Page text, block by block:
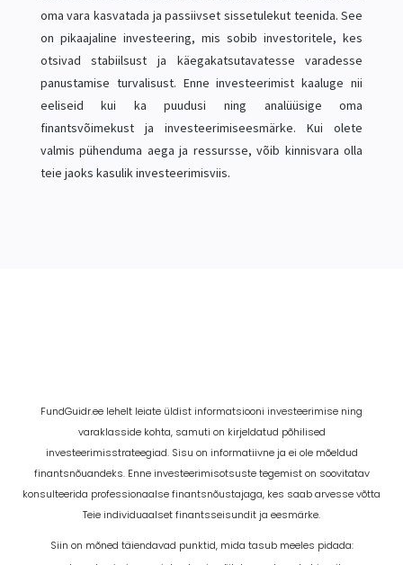
oma vara kasvatada ja passiivset sissetulekut teenida. See
on pikaajaline investeering, mis sobib investoritele, kes
otsivad stabiilsust ja käegakatsutavatesse varadesse
panustamise turvalisust. Enne investeerimist kaaluge nii
eeliseid kui ka puudusi ning analüüsige oma
finantsvõimekust ja investeerimiseesmärke. Kui olete
valmis pühenduma aega ja ressursse, võib kinnisvara olla
teie jaoks kasulik investeerimisviis.
FundGuidr.ee lehelt leiate üldist informatsiooni investeerimise ning
varaklasside kohta, samuti on kirjeldatud põhilised
investeerimisstrateegiad. Sisu on informatiivne ja ei ole mõeldud
finantsnõuandeks. Enne investeerimisotsuste tegemist on soovitatav
konsulteerida professionaalse finantsnõustajaga, kes saab arvesse võtta
Teie individuaalset finantsseisundit ja eesmärke.
Siin on mõned täiendavad punktid, mida tasub meeles pidada: